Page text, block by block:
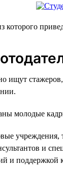
которого
ищут
молодые
учреждения,
и
и